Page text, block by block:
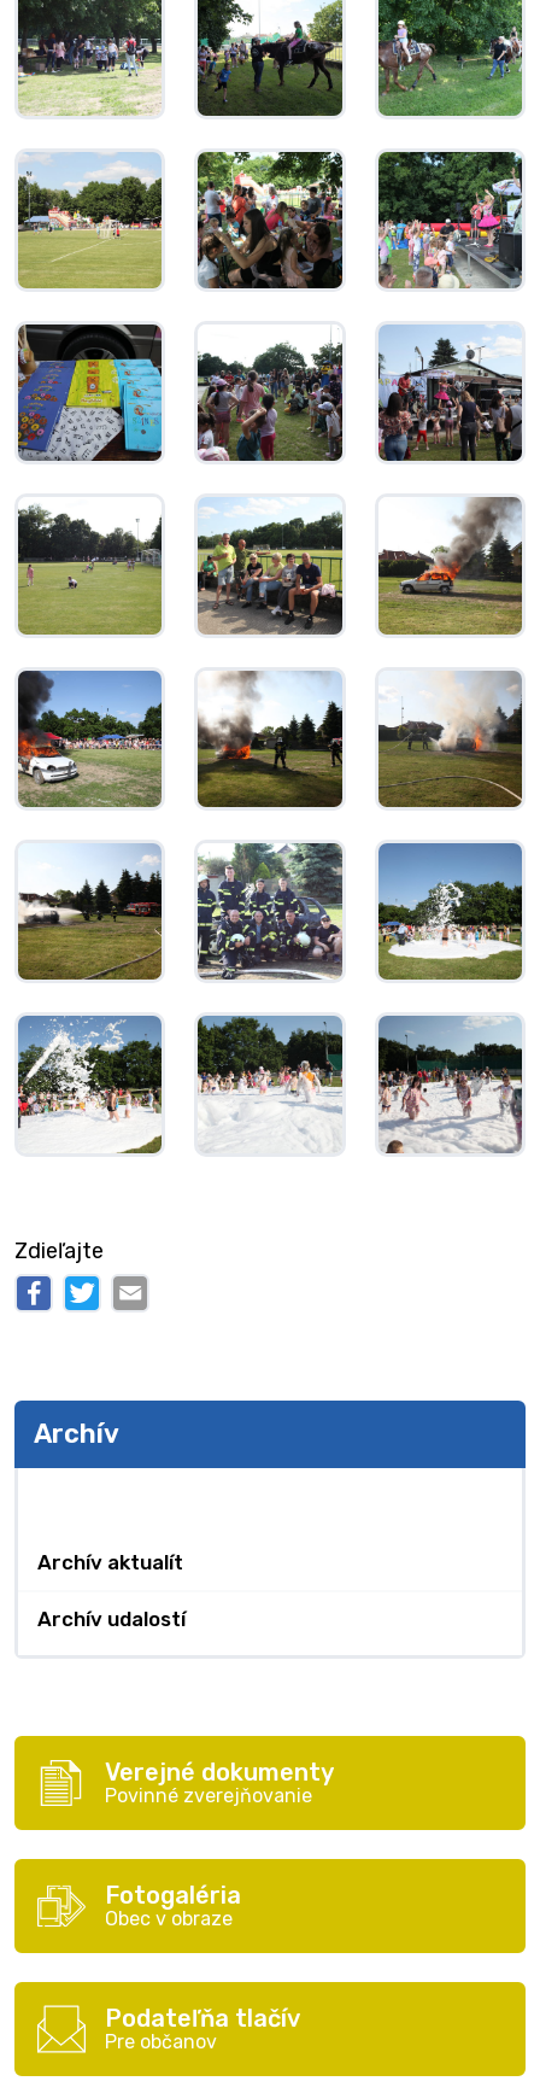
Zdieľajte
Archív
Archív aktualít
Archív udalostí
Verejné dokumenty
Povinné zverejňovanie
Fotogaléria
Obec v obraze
Podateľňa tlačív
Pre občanov